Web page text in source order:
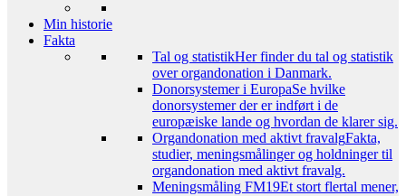
Min historie
Fakta
Tal og statistikHer finder du tal og statistik
over organdonation i Danmark.
Donorsystemer i EuropaSe hvilke
donorsystemer der er indført i de
europæiske lande og hvordan de klarer sig.
Organdonation med aktivt fravalgFakta,
studier, meningsmålinger og holdninger til
organdonation med aktivt fravalg.
Meningsmåling FM19Et stort flertal mener,